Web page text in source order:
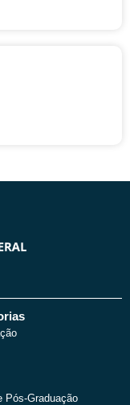
Pós-Graduação